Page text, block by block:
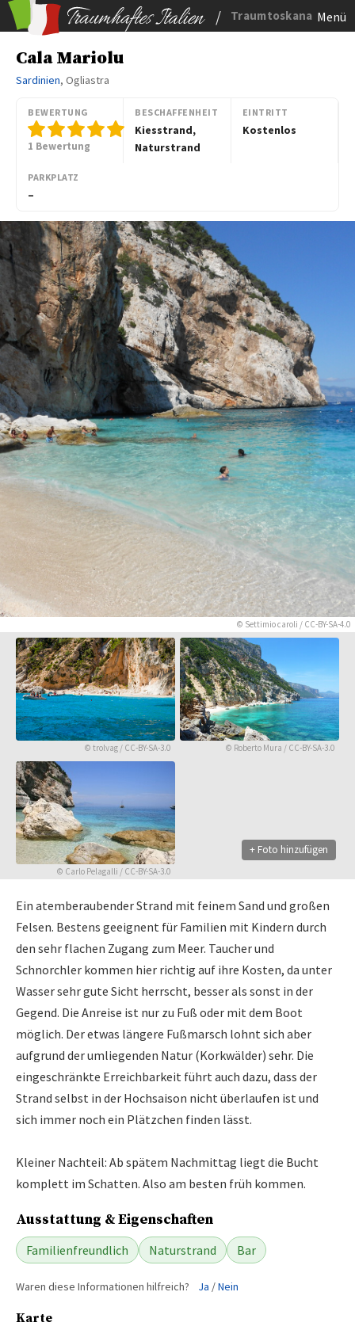
/ Traumtoskana Menü
Cala Mariolu
Sardinien, Ogliastra
BEWERTUNG
1 Bewertung
BESCHAFFENHEIT
Kiesstrand,
Naturstrand
EINTRITT
Kostenlos
PARKPLATZ
–
© Settimio caroli / CC-BY-SA-4.0
© trolvag / CC-BY-SA-3.0 © Roberto Mura / CC-BY-SA-3.0
© Carlo Pelagalli / CC-BY-SA-3.0
+ Foto hinzufügen
Ein atemberaubender Strand mit feinem Sand und großen
Felsen. Bestens geeignent für Familien mit Kindern durch
den sehr flachen Zugang zum Meer. Taucher und
Schnorchler kommen hier richtig auf ihre Kosten, da unter
Wasser sehr gute Sicht herrscht, besser als sonst in der
Gegend. Die Anreise ist nur zu Fuß oder mit dem Boot
möglich. Der etwas längere Fußmarsch lohnt sich aber
aufgrund der umliegenden Natur (Korkwälder) sehr. Die
eingeschränkte Erreichbarkeit führt auch dazu, dass der
Strand selbst in der Hochsaison nicht überlaufen ist und
sich immer noch ein Plätzchen finden lässt.
Kleiner Nachteil: Ab spätem Nachmittag liegt die Bucht
komplett im Schatten. Also am besten früh kommen.
Ausstattung & Eigenschaften
Familienfreundlich Naturstrand Bar
Waren diese Informationen hilfreich? Ja /Nein
Karte